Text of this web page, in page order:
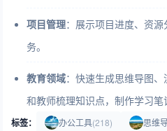
项目管理：展示项目进度、资
务。
教育领域：快速生成思维导图
和教师梳理知识点，制作学习笔
标签： 办公工具(218) 思维